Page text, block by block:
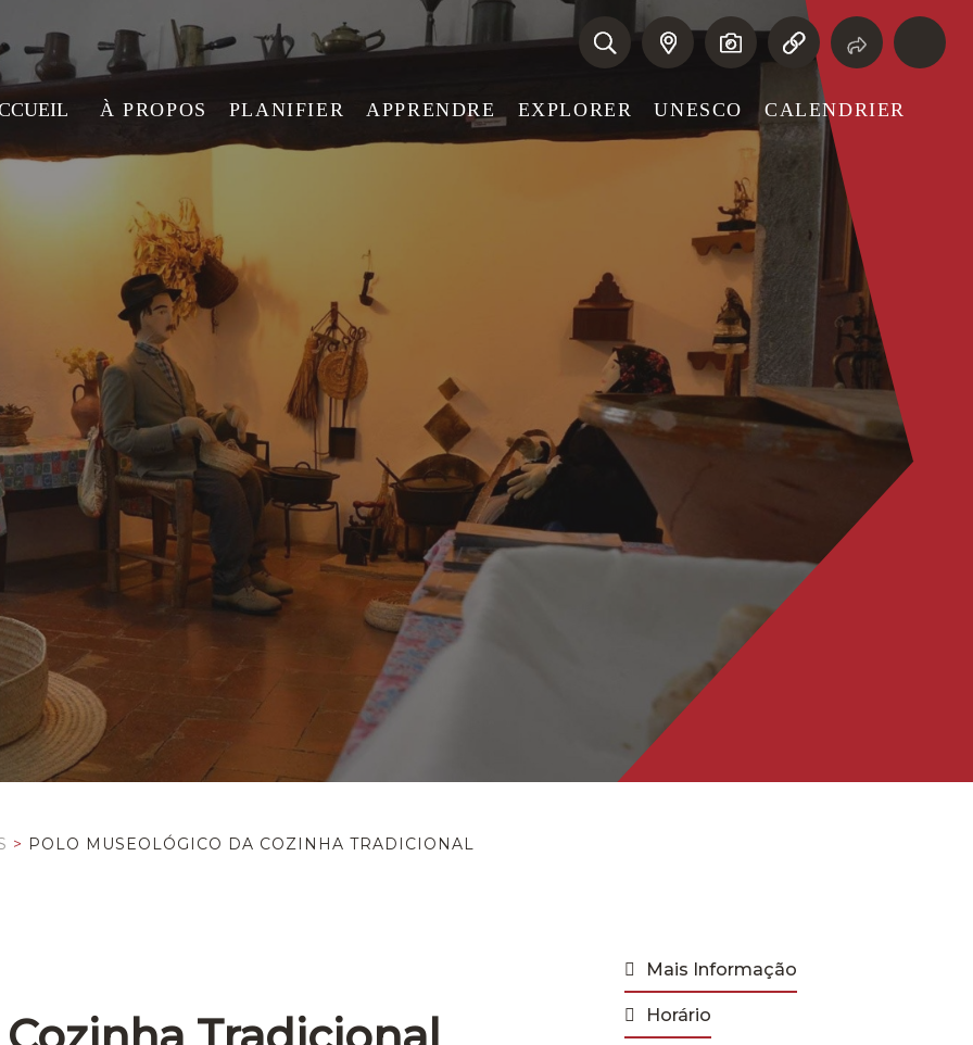
À PROPOS PLANIFIER APPRENDRE EXPLORER UNESCO CALENDRIER
> POLO MUSEOLÓGICO DA COZINHA TRADICIONAL
Mais Informação
Horário